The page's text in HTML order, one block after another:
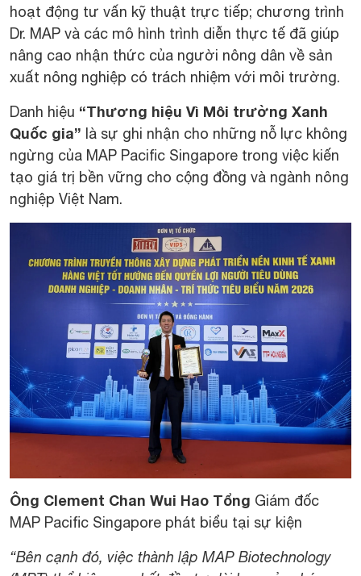
hoạt động tư vấn kỹ thuật trực tiếp; chương trình
Dr. MAP và các mô hình trình diễn thực tế đã giúp
nâng cao nhận thức của người nông dân về sản
xuất nông nghiệp có trách nhiệm với môi trường.
Danh hiệu “Thương hiệu Vì Môi trường Xanh
Quốc gia” là sự ghi nhận cho những nỗ lực không
ngừng của MAP Pacific Singapore trong việc kiến
tạo giá trị bền vững cho cộng đồng và ngành nông
nghiệp Việt Nam.
Ông Clement Chan Wui Hao Tổng Giám đốc
MAP Pacific Singapore phát biểu tại sự kiện
“Bên cạnh đó, việc thành lập MAP Biotechnology